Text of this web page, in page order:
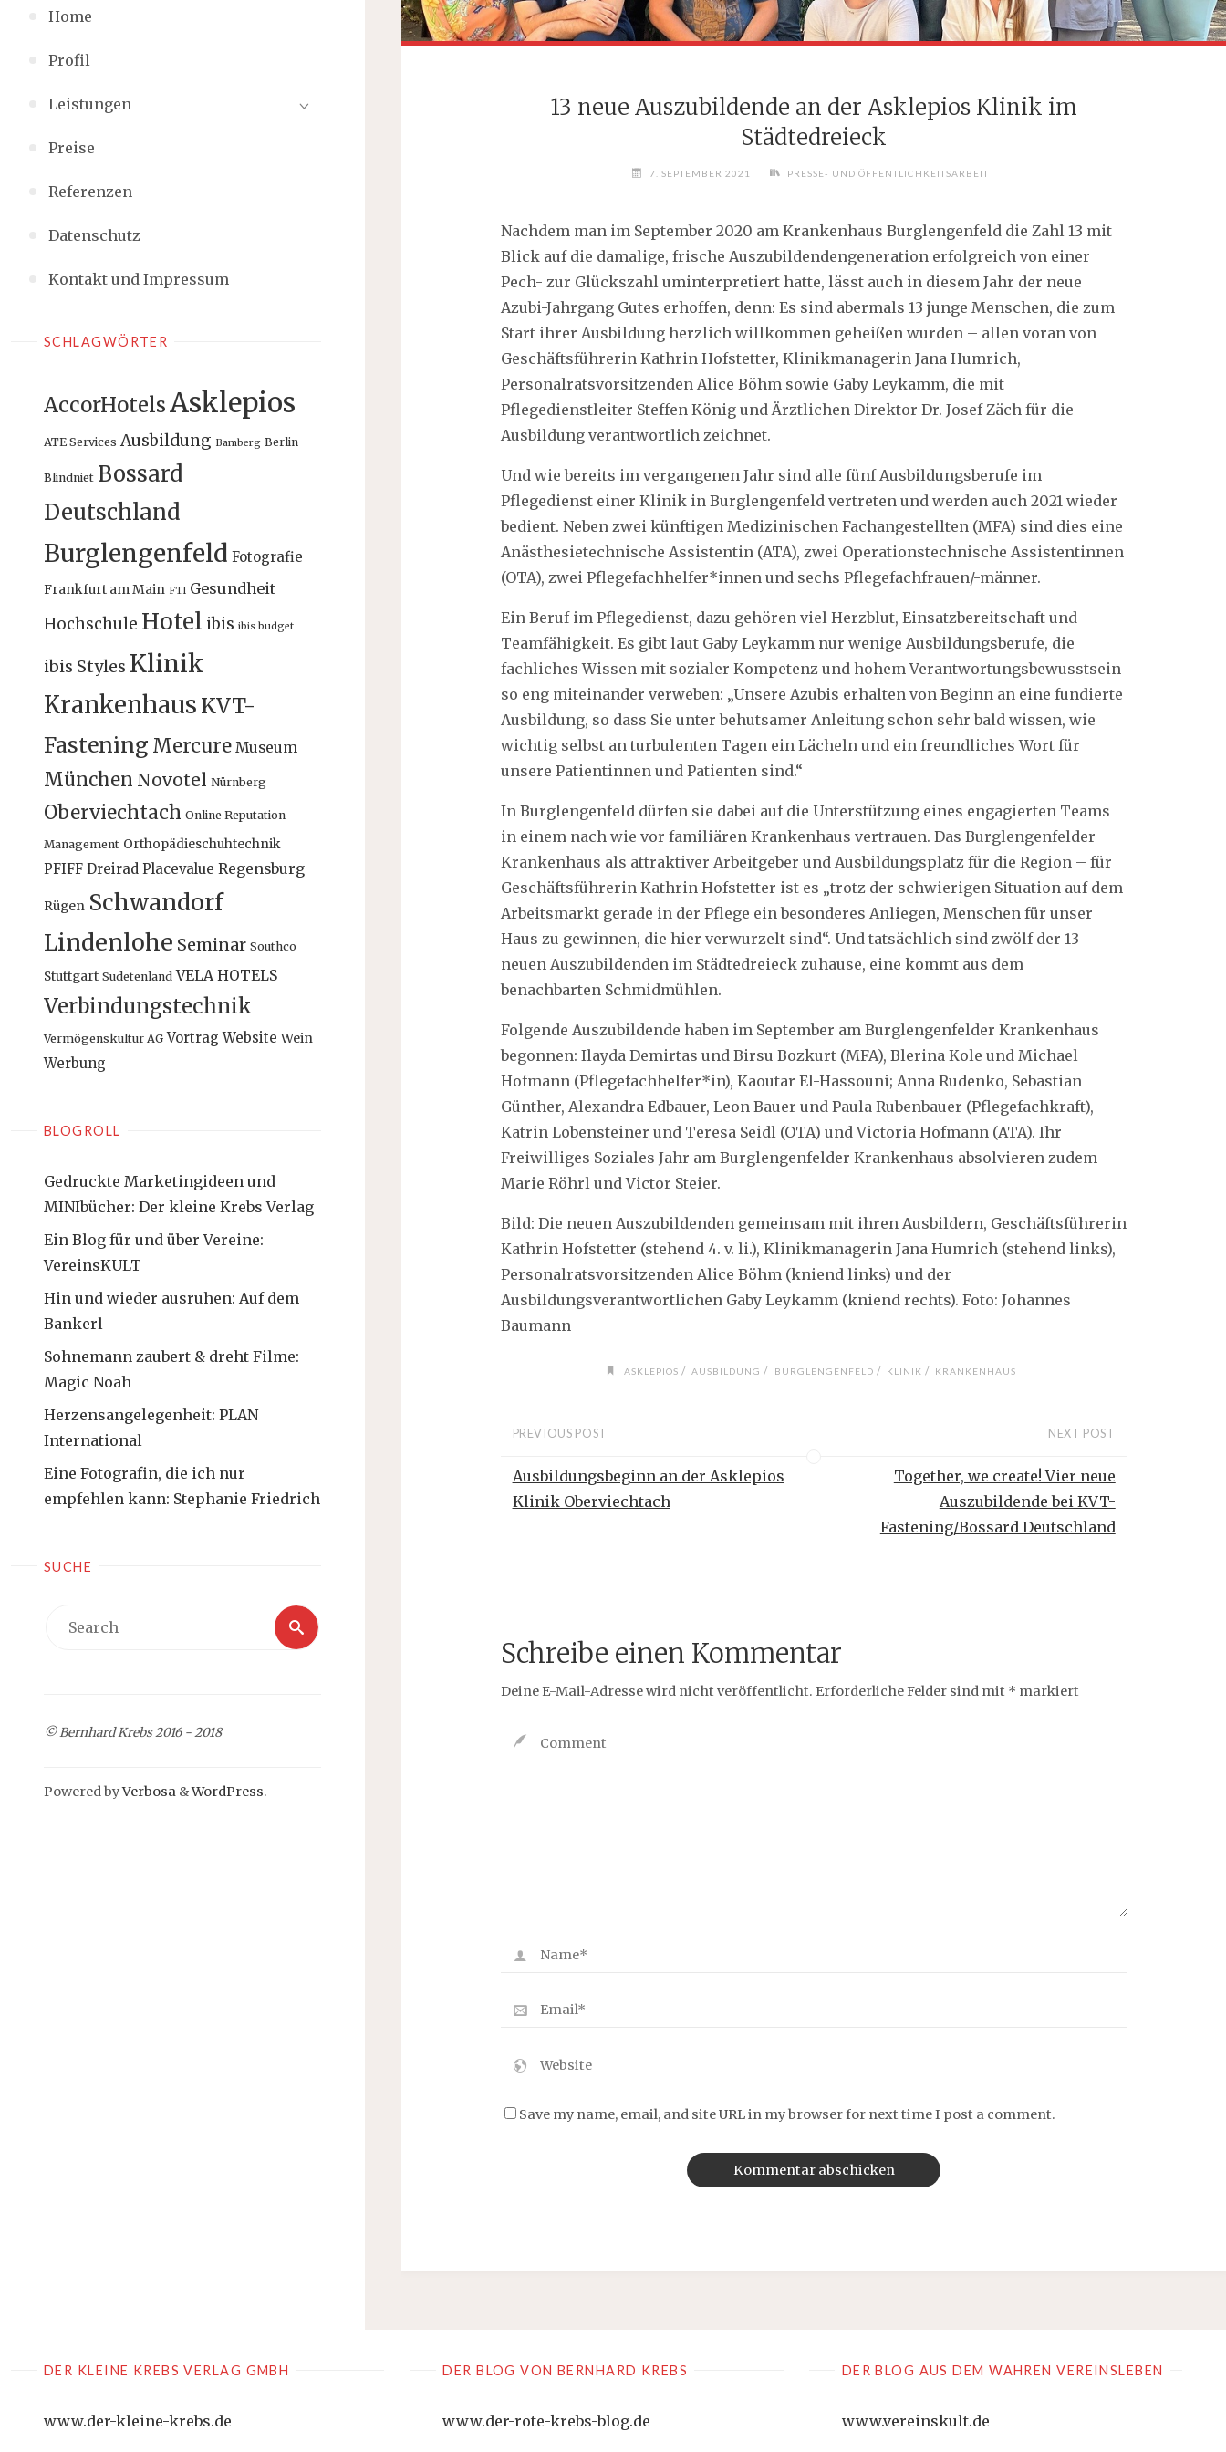
Home
Profil
Leistungen
Preise
Referenzen
Datenschutz
Kontakt und Impressum
SCHLAGWÖRTER
AccorHotelsAsklepios
ATE Services Ausbildung Bamberg Berlin
Blindniet Bossard
Deutschland
Burglengenfeld Fotografie
Frankfurt am Main FTI Gesundheit
Hochschule Hotel ibis ibis budget
ibis Styles Klinik
Krankenhaus KVT-
Fastening Mercure Museum
München Novotel Nürnberg
Oberviechtach Online Reputation
Management Orthopädieschuhtechnik
PFIFF Dreirad Placevalue Regensburg
Rügen Schwandorf
Lindenlohe Seminar Southco
Stuttgart Sudetenland VELA HOTELS
Verbindungstechnik
Vermögenskultur AG Vortrag Website Wein
Werbung
BLOGROLL
Gedruckte Marketingideen und
MINIbücher: Der kleine Krebs Verlag
Ein Blog für und über Vereine:
VereinsKULT
Hin und wieder ausruhen: Auf dem
Bankerl
Sohnemann zaubert & dreht Filme:
Magic Noah
Herzensangelegenheit: PLAN
International
Eine Fotografin, die ich nur
empfehlen kann: Stephanie Friedrich
SUCHE
Search
© Bernhard Krebs 2016 - 2018
Powered byVerbosa &WordPress.
13 neue Auszubildende an der Asklepios Klinik im
Städtedreieck
7. SEPTEMBER 2021 PRESSE- UND ÖFFENTLICHKEITSARBEIT
Nachdem man im September 2020 am Krankenhaus Burglengenfeld die Zahl 13 mit
Blick auf die damalige, frische Auszubildendengeneration erfolgreich von einer
Pech- zur Glückszahl uminterpretiert hatte, lässt auch in diesem Jahr der neue
Azubi-Jahrgang Gutes erhoffen, denn: Es sind abermals 13 junge Menschen, die zum
Start ihrer Ausbildung herzlich willkommen geheißen wurden – allen voran von
Geschäftsführerin Kathrin Hofstetter, Klinikmanagerin Jana Humrich,
Personalratsvorsitzenden Alice Böhm sowie Gaby Leykamm, die mit
Pflegedienstleiter Steffen König und Ärztlichen Direktor Dr. Josef Zäch für die
Ausbildung verantwortlich zeichnet.
Und wie bereits im vergangenen Jahr sind alle fünf Ausbildungsberufe im
Pflegedienst einer Klinik in Burglengenfeld vertreten und werden auch 2021 wieder
bedient. Neben zwei künftigen Medizinischen Fachangestellten (MFA) sind dies eine
Anästhesietechnische Assistentin (ATA), zwei Operationstechnische Assistentinnen
(OTA), zwei Pflegefachhelfer*innen und sechs Pflegefachfrauen/-männer.
Ein Beruf im Pflegedienst, dazu gehören viel Herzblut, Einsatzbereitschaft und
Teamfähigkeit. Es gibt laut Gaby Leykamm nur wenige Ausbildungsberufe, die
fachliches Wissen mit sozialer Kompetenz und hohem Verantwortungsbewusstsein
so eng miteinander verweben: „Unsere Azubis erhalten von Beginn an eine fundierte
Ausbildung, so dass Sie unter behutsamer Anleitung schon sehr bald wissen, wie
wichtig selbst an turbulenten Tagen ein Lächeln und ein freundliches Wort für
unsere Patientinnen und Patienten sind.“
In Burglengenfeld dürfen sie dabei auf die Unterstützung eines engagierten Teams
in einem nach wie vor familiären Krankenhaus vertrauen. Das Burglengenfelder
Krankenhaus als attraktiver Arbeitgeber und Ausbildungsplatz für die Region – für
Geschäftsführerin Kathrin Hofstetter ist es „trotz der schwierigen Situation auf dem
Arbeitsmarkt gerade in der Pflege ein besonderes Anliegen, Menschen für unser
Haus zu gewinnen, die hier verwurzelt sind“. Und tatsächlich sind zwölf der 13
neuen Auszubildenden im Städtedreieck zuhause, eine kommt aus dem
benachbarten Schmidmühlen.
Folgende Auszubildende haben im September am Burglengenfelder Krankenhaus
begonnen: Ilayda Demirtas und Birsu Bozkurt (MFA), Blerina Kole und Michael
Hofmann (Pflegefachhelfer*in), Kaoutar El-Hassouni; Anna Rudenko, Sebastian
Günther, Alexandra Edbauer, Leon Bauer und Paula Rubenbauer (Pflegefachkraft),
Katrin Lobensteiner und Teresa Seidl (OTA) und Victoria Hofmann (ATA). Ihr
Freiwilliges Soziales Jahr am Burglengenfelder Krankenhaus absolvieren zudem
Marie Röhrl und Victor Steier.
Bild: Die neuen Auszubildenden gemeinsam mit ihren Ausbildern, Geschäftsführerin
Kathrin Hofstetter (stehend 4. v. li.), Klinikmanagerin Jana Humrich (stehend links),
Personalratsvorsitzenden Alice Böhm (kniend links) und der
Ausbildungsverantwortlichen Gaby Leykamm (kniend rechts). Foto: Johannes
Baumann
ASKLEPIOS / AUSBILDUNG / BURGLENGENFELD / KLINIK / KRANKENHAUS
PREVIOUS POST
Ausbildungsbeginn an der Asklepios
Klinik Oberviechtach
NEXT POST
Together, we create! Vier neue
Auszubildende bei KVT-
Fastening/Bossard Deutschland
Schreibe einen Kommentar
Deine E-Mail-Adresse wird nicht veröffentlicht. Erforderliche Felder sind mit * markiert
Save my name, email, and site URL in my browser for next time I post a comment.
DER KLEINE KREBS VERLAG GMBH
www.der-kleine-krebs.de
DER BLOG VON BERNHARD KREBS
www.der-rote-krebs-blog.de
DER BLOG AUS DEM WAHREN VEREINSLEBEN
www.vereinskult.de